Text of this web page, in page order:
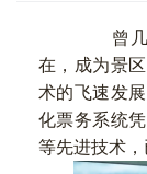
曾几
在，成为景
术的飞速发
化票务系统
等先进技术，